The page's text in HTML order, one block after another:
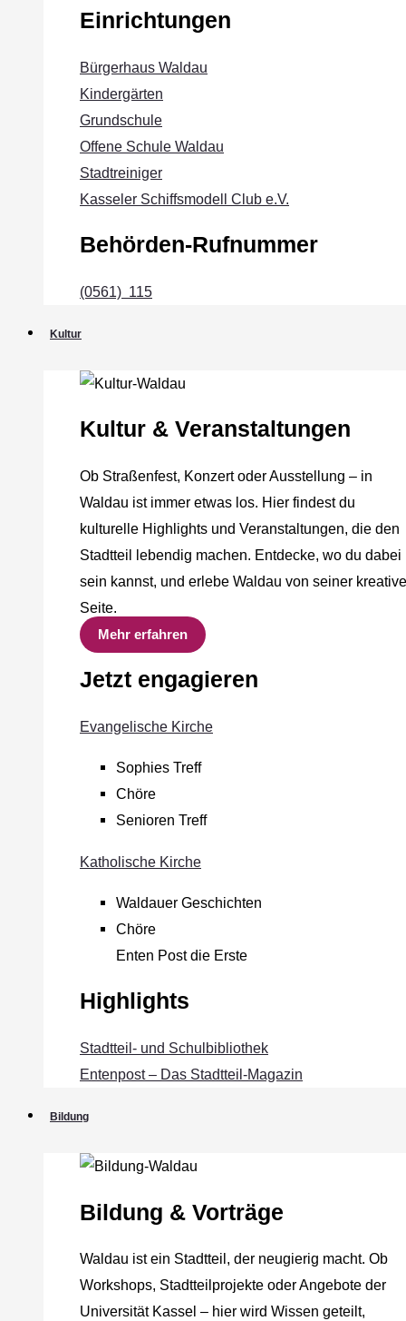
Einrichtungen
Bürgerhaus Waldau
Kindergärten
Grundschule
Offene Schule Waldau
Stadtreiniger
Kasseler Schiffsmodell Club e.V.
Behörden-Rufnummer
(0561) 115
Kultur
Kultur & Veranstaltungen
Ob Straßenfest, Konzert oder Ausstellung – in
Waldau ist immer etwas los. Hier findest du
kulturelle Highlights und Veranstaltungen, die den
Stadtteil lebendig machen. Entdecke, wo du dabei
sein kannst, und erlebe Waldau von seiner
Seite.
Mehr erfahren
Jetzt engagieren
Evangelische Kirche
Sophies Treff
Chöre
Senioren Treff
Katholische Kirche
Waldauer Geschichten
Chöre
Enten Post die Erste
Highlights
Stadtteil- und Schulbibliothek
Entenpost – Das Stadtteil-Magazin
Bildung
Bildung & Vorträge
Waldau ist ein Stadtteil, der neugierig macht. Ob
Workshops, Stadtteilprojekte oder Angebote der
Universität Kassel – hier wird Wissen geteilt,